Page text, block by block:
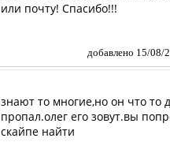
или почту! Спасибо!!!
добавлено 15/08/
знают то многие,но он что то
пропал.олег его зовут.вы
скайпе найти